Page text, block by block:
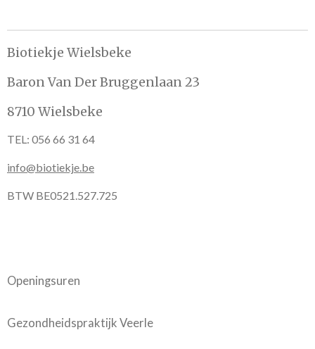
Biotiekje Wielsbeke
Baron Van Der Bruggenlaan 23
8710 Wielsbeke
TEL: 056 66 31 64
info@biotiekje.be
BTW BE0521.527.725
Openingsuren
Gezondheidspraktijk Veerle